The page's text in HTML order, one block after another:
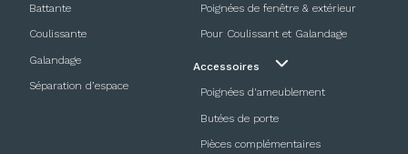
Battante
Coulissante
Galandage
Séparation d’espace
Poignées de fenêtre & extérieur
Pour Coulissant et Galandage
Accessoires
Poignées d'ameublement
Butées de porte
Pièces complémentaires